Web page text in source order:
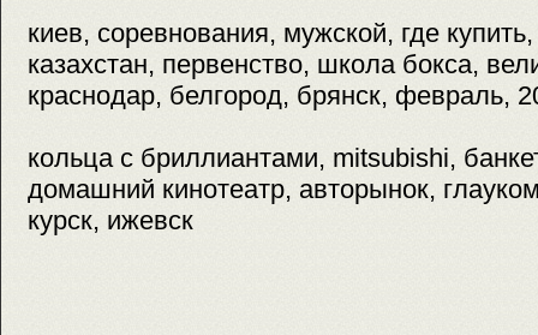
киев, соревнования, мужской, где
казахстан, первенство, школа бокса,
краснодар, белгород, брянск, февраль,
кольца с бриллиантами, mitsubishi,
домашний кинотеатр, авторынок,
курск, ижевск